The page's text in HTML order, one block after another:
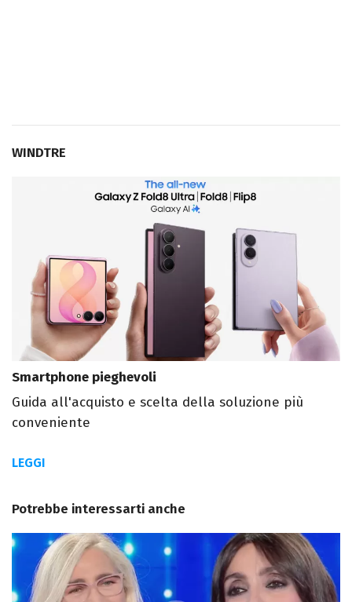
WINDTRE
Smartphone pieghevoli
Guida all'acquisto e scelta della soluzione più
conveniente
LEGGI
Potrebbe interessarti anche